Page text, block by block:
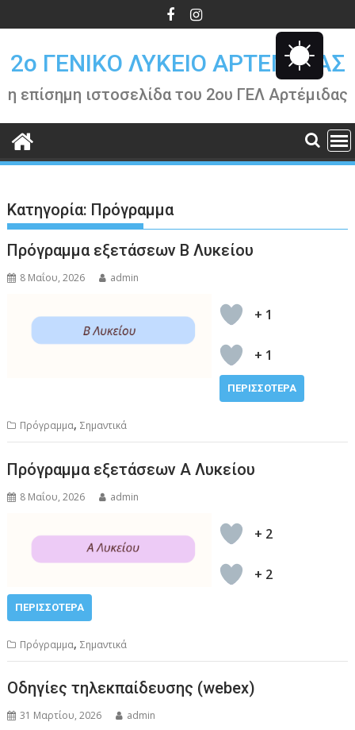
στο
2o ΓΕΝΙΚΟ ΛΥΚΕΙΟ ΑΡΤΕΜΙΔΑΣ
η επίσημη ιστοσελίδα του 2ου ΓΕΛ Αρτέμιδας
Κατηγορία: Πρόγραμμα
Πρόγραμμα εξετάσεων Β Λυκείου
8 Μαΐου, 2026 admin
+ 1
+ 1
ΠΕΡΙΣΣΌΤΕΡΑ
Πρόγραμμα,Σημαντικά
Πρόγραμμα εξετάσεων Α Λυκείου
8 Μαΐου, 2026 admin
+ 2
+ 2
ΠΕΡΙΣΣΌΤΕΡΑ
Πρόγραμμα,Σημαντικά
Οδηγίες τηλεκπαίδευσης (webex)
31 Μαρτίου, 2026 admin